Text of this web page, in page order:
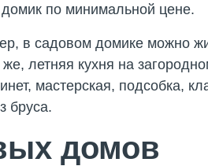
по минимальной цене.
в садовом домике можно
летняя кухня на
мастерская, подсобка,
бруса.
домов